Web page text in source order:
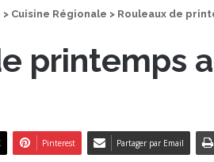
> Cuisine Régionale > Rouleaux de
printemps
Pinterest Partager par Email